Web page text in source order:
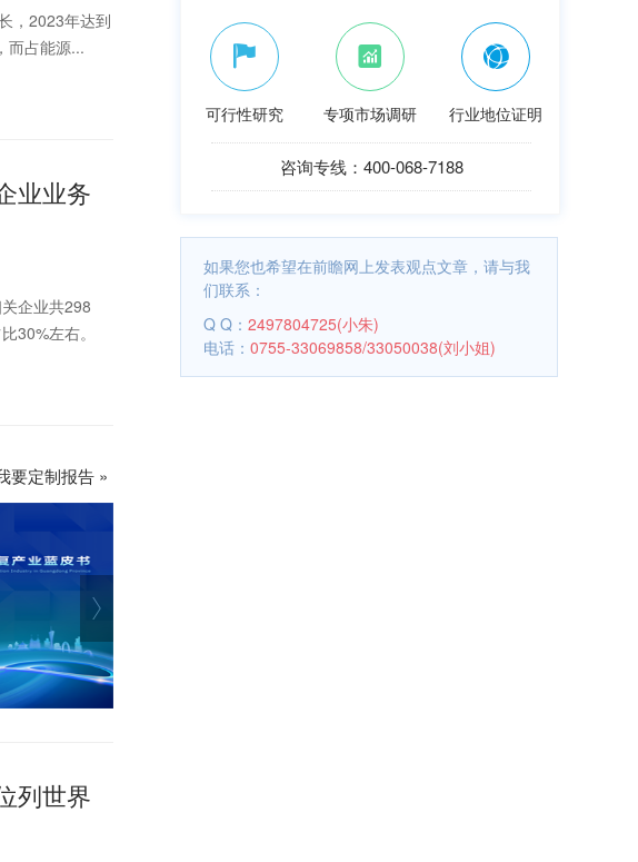
，2023年达到
而占能源...
业业务
企业共298
30%左右。
要定制报告 »
列世界
可行性研究 专项市场调研 行业地位证明
咨询专线：400-068-7188
如果您也希望在前瞻网上发表观点文章，请与我
们联系：
Q Q： 2497804725(小朱)
电话： 0755-33069858/33050038(刘小姐)